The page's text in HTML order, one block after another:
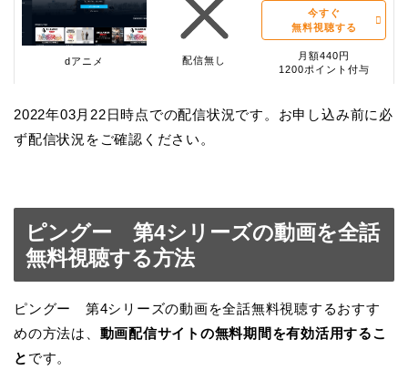
dアニメ 配信無し
今すぐ
無料視聴する
月額440円
1200ポイント付与
2022年03月22日時点での配信状況です。お申し込み前に必
ず配信状況をご確認ください。
ピングー 第4シリーズの動画を全話
無料視聴する方法
ピングー 第4シリーズの動画を全話無料視聴するおすす
めの方法は、 動画配信サイトの無料期間を有効活用するこ
と です。